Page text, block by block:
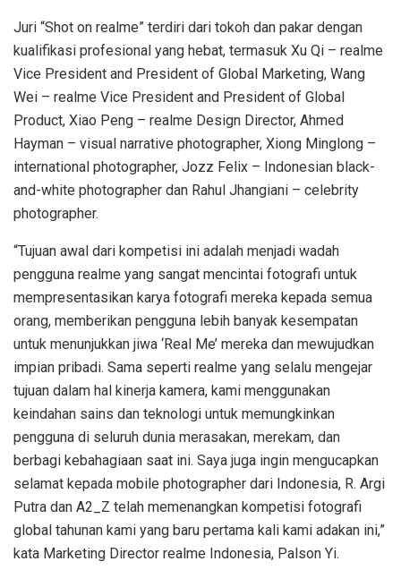
Juri “Shot on realme” terdiri dari tokoh dan pakar dengan
kualifikasi profesional yang hebat, termasuk Xu Qi – realme
Vice President and President of Global Marketing, Wang
Wei – realme Vice President and President of Global
Product, Xiao Peng – realme Design Director, Ahmed
Hayman – visual narrative photographer, Xiong Minglong –
international photographer, Jozz Felix – Indonesian black-
and-white photographer dan Rahul Jhangiani – celebrity
photographer.
“Tujuan awal dari kompetisi ini adalah menjadi wadah
pengguna realme yang sangat mencintai fotografi untuk
mempresentasikan karya fotografi mereka kepada semua
orang, memberikan pengguna lebih banyak kesempatan
untuk menunjukkan jiwa ‘Real Me’ mereka dan mewujudkan
impian pribadi. Sama seperti realme yang selalu mengejar
tujuan dalam hal kinerja kamera, kami menggunakan
keindahan sains dan teknologi untuk memungkinkan
pengguna di seluruh dunia merasakan, merekam, dan
berbagi kebahagiaan saat ini. Saya juga ingin mengucapkan
selamat kepada mobile photographer dari Indonesia, R. Argi
Putra dan A2_Z telah memenangkan kompetisi fotografi
global tahunan kami yang baru pertama kali kami adakan ini,”
kata Marketing Director realme Indonesia, Palson Yi.